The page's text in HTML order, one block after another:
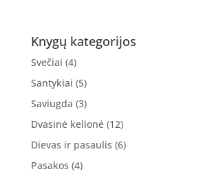
Knygų kategorijos
Svečiai (4)
Santykiai (5)
Saviugda (3)
Dvasinė kelionė (12)
Dievas ir pasaulis (6)
Pasakos (4)